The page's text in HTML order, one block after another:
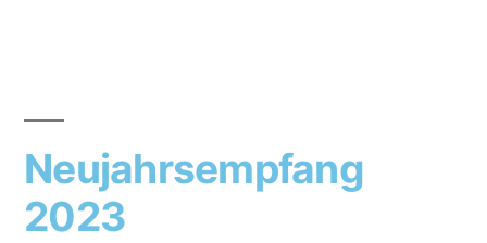
Neujahrsempfang
2023